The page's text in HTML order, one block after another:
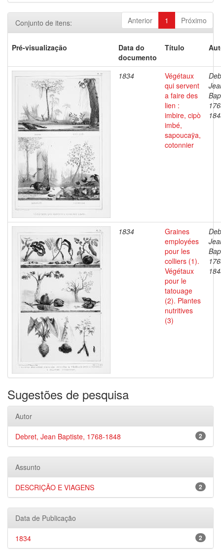
Anterior 1 Próximo
Conjunto de itens:
Pré-visualização
Data do
documento
Título
1834
Végétaux
qui servent
a faire des
lien :
imbire, cipò
imbé,
sapoucaÿa,
cotonnier
1834
Graines
employées
pour les
colliers (1).
Végétaux
pour le
tatouage
(2). Plantes
nutritives
(3)
Sugestões de pesquisa
Autor
2
Debret, Jean Baptiste, 1768-1848
Assunto
2
DESCRIÇÃO E VIAGENS
Data de Publicação
2
1834